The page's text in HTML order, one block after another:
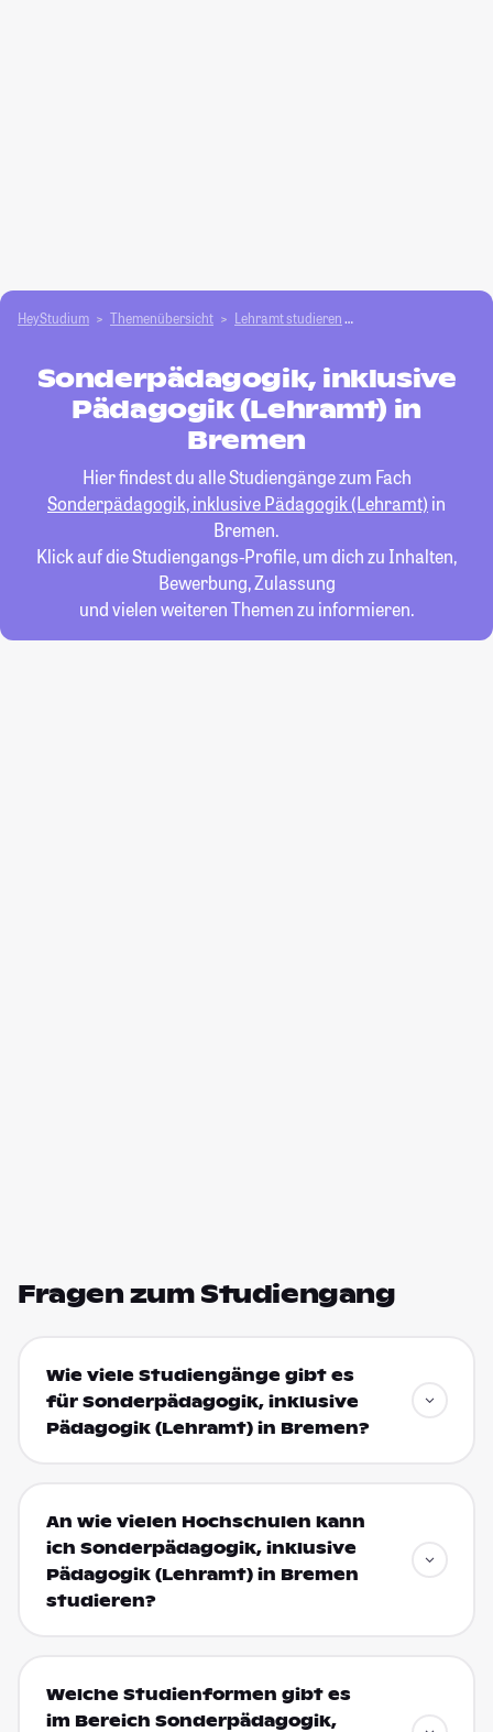
HeyStudium Themenübersicht Lehramt studieren
Sonderpädagogik, inklusive
Pädagogik (Lehramt) in
Bremen
Hier findest du alle Studiengänge zum Fach
Sonderpädagogik, inklusive Pädagogik (Lehramt) in
Bremen.
Klick auf die Studiengangs-Profile, um dich zu Inhalten,
Bewerbung, Zulassung
und vielen weiteren Themen zu informieren.
Fragen zum Studiengang
Wie viele Studiengänge gibt es
für Sonderpädagogik, inklusive
Pädagogik (Lehramt) in Bremen?
An wie vielen Hochschulen kann
ich Sonderpädagogik, inklusive
Pädagogik (Lehramt) in Bremen
studieren?
Welche Studienformen gibt es
im Bereich Sonderpädagogik,